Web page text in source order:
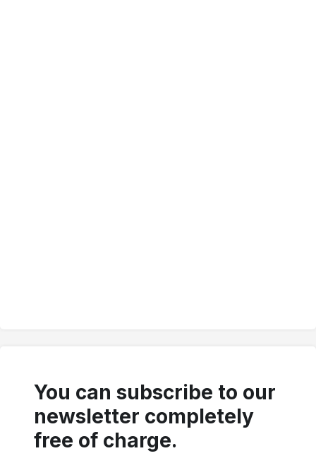
You can subscribe to our
newsletter completely
free of charge.